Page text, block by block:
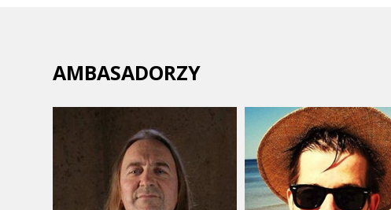
AMBASADORZY